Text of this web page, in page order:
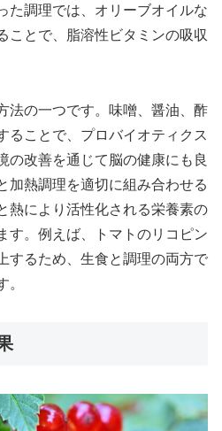
た調理では、オリーブオイルな
ことで、脂溶性ビタミンの吸収
法の一つです。味噌、醤油、酢
ることで、プロバイオティクス
の改善を通じて脳の健康にも良
加熱調理を適切に組み合わせる
熱により活性化される栄養素の
す。例えば、トマトのリコピン
するため、生食と調理の両方で
。